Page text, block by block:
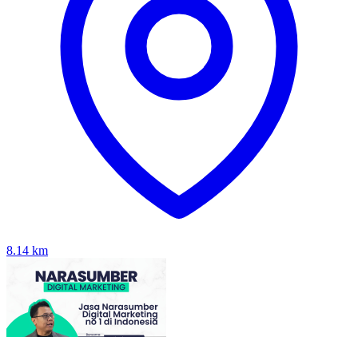
8.14 km